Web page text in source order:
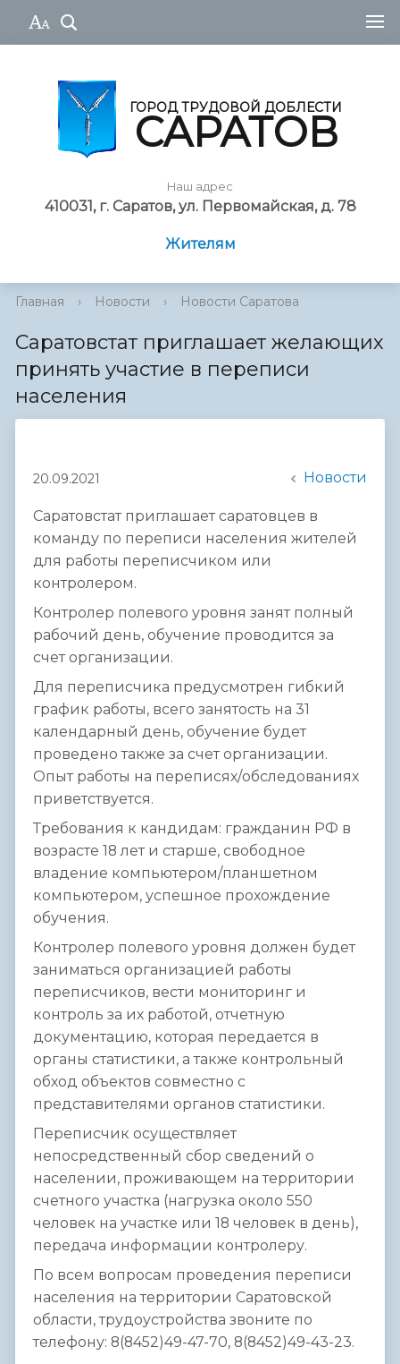
ГОРОД ТРУДОВОЙ ДОБЛЕСТИ
САРАТОВ
Наш адрес
410031, г. Саратов, ул. Первомайская, д. 78
Жителям
Главная › Новости › Новости Саратова
Саратовстат приглашает желающих
принять участие в переписи
населения
20.09.2021 Новости
Саратовстат приглашает саратовцев в
команду по переписи населения жителей
для работы переписчиком или
контролером.
Контролер полевого уровня занят полный
рабочий день, обучение проводится за
счет организации.
Для переписчика предусмотрен гибкий
график работы, всего занятость на 31
календарный день, обучение будет
проведено также за счет организации.
Опыт работы на переписях/обследованиях
приветствуется.
Требования к кандидам: гражданин РФ в
возрасте 18 лет и старше, свободное
владение компьютером/планшетном
компьютером, успешное прохождение
обучения.
Контролер полевого уровня должен будет
заниматься организацией работы
переписчиков, вести мониторинг и
контроль за их работой, отчетную
документацию, которая передается в
органы статистики, а также контрольный
обход объектов совместно с
представителями органов статистики.
Переписчик осуществляет
непосредственный сбор сведений о
населении, проживающем на территории
счетного участка (нагрузка около 550
человек на участке или 18 человек в день),
передача информации контролеру.
По всем вопросам проведения переписи
населения на территории Саратовской
области, трудоустройства звоните по
телефону: 8(8452)49-47-70, 8(8452)49-43-23.